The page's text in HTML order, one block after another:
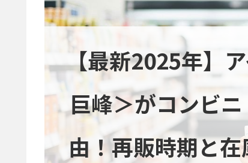
【最新2025年】
巨峰＞がコンビ
由！再販時期と